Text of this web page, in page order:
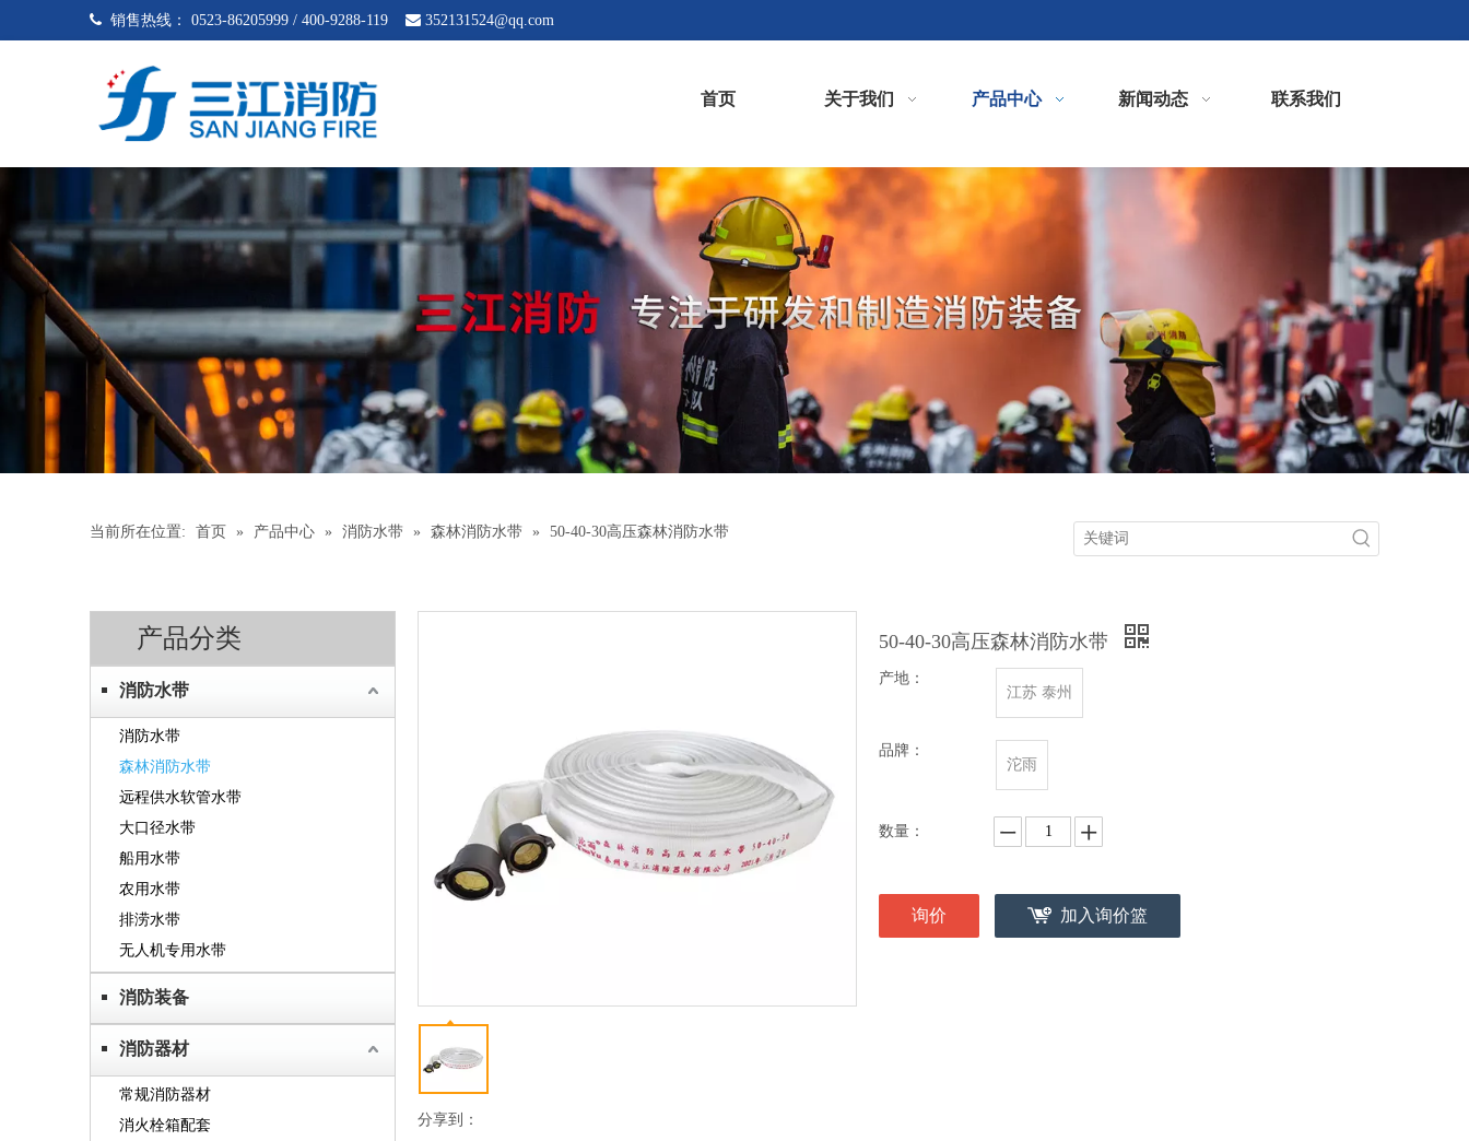
 销售热线： 0523-86205999 / 400-9288-119  352131524@qq.com
首页 关于我们 产品中心 新闻动态 联系我们
当前所在位置: 首页 » 产品中心 » 消防水带 » 森林消防水带 » 50-40-30高压森林消防水带
产品分类
消防水带
消防水带
森林消防水带
远程供水软管水带
大口径水带
船用水带
农用水带
排涝水带
无人机专用水带
消防装备
消防器材
常规消防器材
消火栓箱配套
分享到：
50-40-30高压森林消防水带
产地：
江苏 泰州
品牌：
沱雨
数量：
询价 加入询价篮